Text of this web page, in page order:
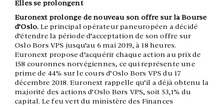
Elles se prolongent
Euronext prolonge de nouveau son offre sur la Bourse
d’Oslo. Le principal opérateur paneuropéen a décidé
d’étendre la période d’acceptation de son offre sur
Oslo Bors VPS jusqu’au 6 mai 2019, à 18 heures.
Euronext propose d’acquérir chaque action au prix de
158 couronnes norvégiennes, ce qui représente une
prime de 44% sur le cours d’Oslo Bors VPS du 17
décembre 2018. Euronext rappelle qu’il a déjà obtenu la
majorité des actions d’Oslo Børs VPS, soit 53,1% du
capital. Le feu vert du ministère des Finances